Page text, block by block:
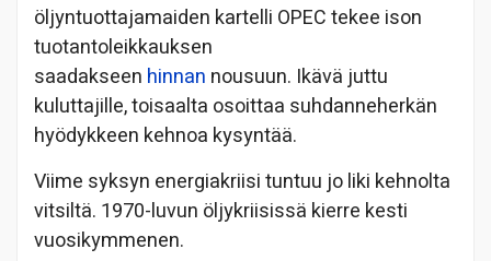
öljyntuottajamaiden kartelli OPEC tekee ison
tuotantoleikkauksen
saadakseen hinnan nousuun. Ikävä juttu
kuluttajille, toisaalta osoittaa suhdanneherkän
hyödykkeen kehnoa kysyntää.
Viime syksyn energiakriisi tuntuu jo liki kehnolta
vitsiltä. 1970-luvun öljykriisissä kierre kesti
vuosikymmenen.